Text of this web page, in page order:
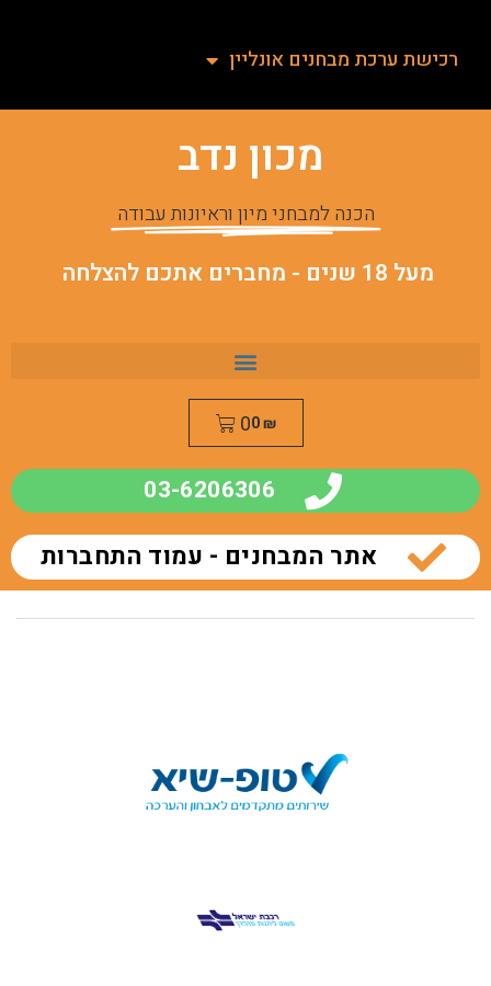
רכישת ערכת מבחנים אונליין
מכון נדב
הכנה למבחני מיון וראיונות עבודה
מעל 18 שנים - מחברים אתכם להצלחה
0₪
0
03-6206306
אתר המבחנים - עמוד התחברות